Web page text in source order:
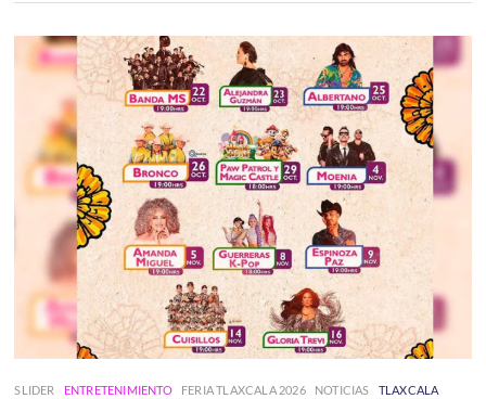
SLIDER ENTRETENIMIENTO FERIA TLAXCALA 2026 NOTICIAS TLAXCALA